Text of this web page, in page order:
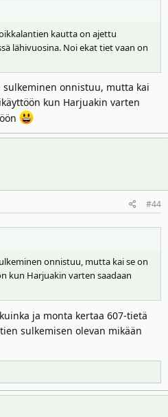
kautta on ajettu
lähivuosina. Noi ekat tiet vaan on
onnistuu, mutta kai
kun Harjuakin varten
#44
onnistuu, mutta kai se on
kun Harjuakin varten saadaan
ja monta kertaa 607-tietä
sulkemisen olevan mikään